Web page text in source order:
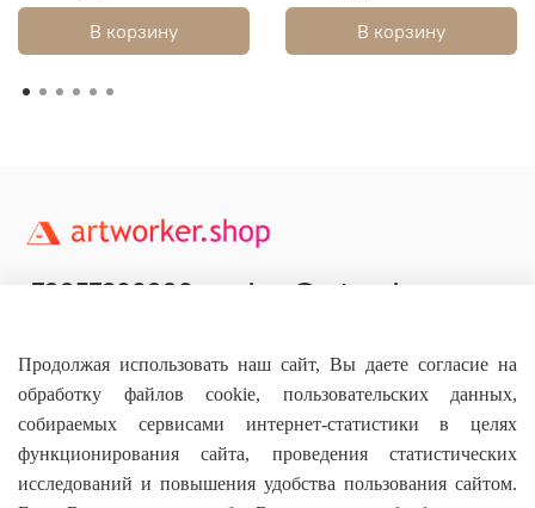
В корзину В корзину
Основное
+79957800990 shop@artworker.pro
Продолжая использовать наш сайт, Вы даете согласие на
обработку файлов cookie, пользовательских данных,
собираемых сервисами интернет-статистики в целях
функционирования сайта, проведения статистических
исследований и повышения удобства пользования сайтом.